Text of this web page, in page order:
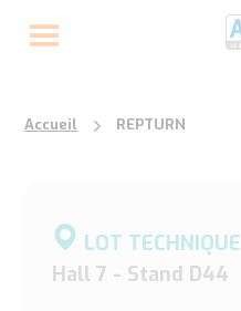
Accueil REPTURN
LOT TECHNIQUE
Hall 7 - Stand D44